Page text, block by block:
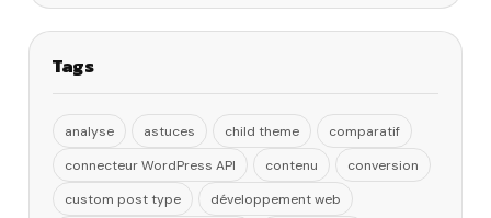
Tags
analyse astuces child theme
comparatif
connecteur WordPress API
contenu
conversion
custom post type
développement web